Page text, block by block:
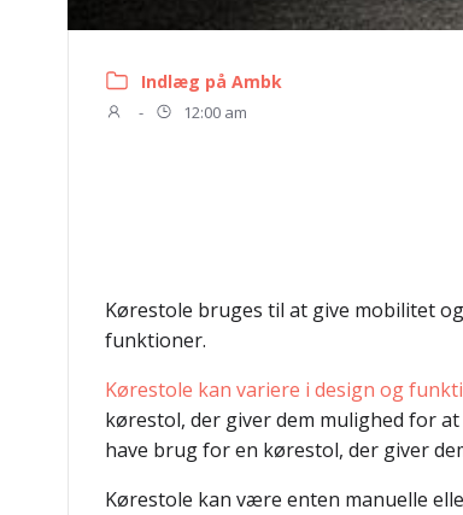
Indlæg på Ambk
- 12:00 am
Kørestole bruges til at give mobilitet
funktioner.
Kørestole kan variere i design og
kørestol, der giver dem mulighed for
have brug for en kørestol, der giver
Kørestole kan være enten manuelle